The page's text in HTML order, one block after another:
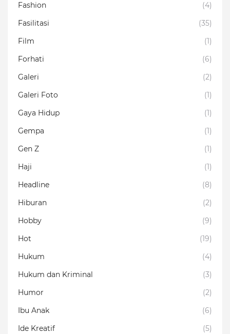
Fashion
(4)
Fasilitasi
(35)
Film
(1)
Forhati
(6)
Galeri
(2)
Galeri Foto
(1)
Gaya Hidup
(1)
Gempa
(1)
Gen Z
(1)
Haji
(1)
Headline
(8)
Hiburan
(2)
Hobby
(9)
Hot
(19)
Hukum
(4)
Hukum dan Kriminal
(3)
Humor
(2)
Ibu Anak
(6)
Ide Kreatif
(5)